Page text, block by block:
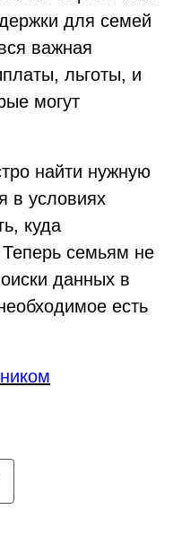
для семей
важная
льготы, и
могут
найти нужную
в условиях
куда
семьям не
данных в
есть